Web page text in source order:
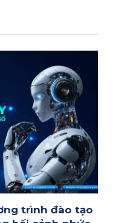
trình đào tạo